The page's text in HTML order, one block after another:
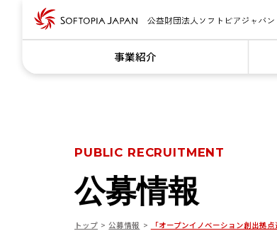
事業紹介
PUBLIC RECRUITMENT
公募情報
トップ 公募情報 「オープンイノベーション創出拠